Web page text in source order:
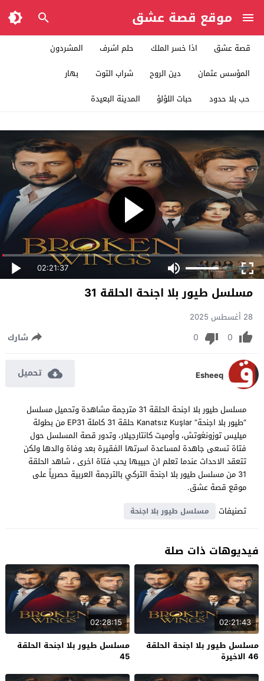
موقع قصة عشق
قصة عشق اذا خسر الملك حلم اشرف
المشردون
المؤسس عثمان
دين الروح شراب التوت
بهار
حب بلا حدود
حبات اللؤلؤ المدينة البعيدة
02:21:37
مسلسل طيور بلا اجنحة الحلقة 31
28 أغسطس 2025
0
0 شارك
Esheeq تحميل
مسلسل طيور بلا اجنحة الحلقة 31 مترجمة مشاهدة وتحميل مسلسل
“طيور بلا اجنحة” Kanatsız Kuşlar حلقة 31 كاملة EP31 من بطولة
ميليس توزونغوتش، وأوميت كانتارجيلار، وتدور قصة المسلسل حول
فتاة تسعى جاهدة لمساعدة اسرتها الفقيرة بعد وفاة والدها ولكن
تتعقد الاحداث عندما تعلم ان حبيبها يحب فتاة اخرى ، شاهد الحلقة
31 من مسلسل طيور بلا اجنحة التركي بالترجمة العربية حصرياً على
موقع قصة عشق.
تصنيفات
مسلسل طيور بلا اجنحة
فيديوهات ذات صلة
02:21:43
مسلسل طيور بلا اجنحة الحلقة
46 الاخيرة
02:28:15
مسلسل طيور بلا اجنحة الحلقة
45